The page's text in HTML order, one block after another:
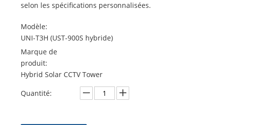
selon les spécifications personnalisées.
Modèle:
UNI-T3H (UST-900S hybride)
Marque de
produit:
Hybrid Solar CCTV Tower
Quantité: